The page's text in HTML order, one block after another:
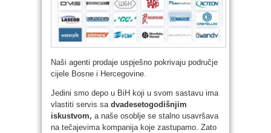
Naši agenti prodaje uspješno pokrivaju područje
cijele Bosne i Hercegovine.
Jedini smo depo u BiH koji u svom sastavu ima
vlastiti servis sa dvadesetogodišnjim
iskustvom, a naše osoblje se stalno usavršava
na tečajevima kompanija koje zastupamo. Zato